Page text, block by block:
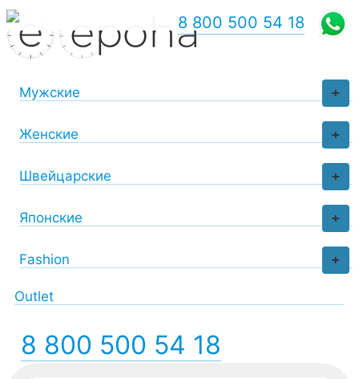
+
Мужские
+
Женские
+
Швейцарские
+
Японские
+
Fashion
Outlet
8 800 500 54 18
8 800 500 54 18